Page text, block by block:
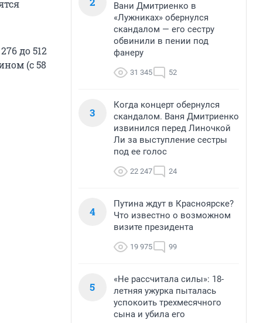
до 512
(с 58
Вани Дмитриенко в
«Лужниках» обернулся
скандалом — его сестру
обвинили в пении под
фанеру
31 345 52
3
Когда концерт обернулся
скандалом. Ваня Дмитриенко
извинился перед Линочкой
Ли за выступление сестры
под ее голос
22 247 24
4
Путина ждут в Красноярске?
Что известно о возможном
визите президента
19 975 99
5
«Не рассчитала силы»: 18-
летняя ужурка пыталась
успокоить трехмесячного
сына и убила его